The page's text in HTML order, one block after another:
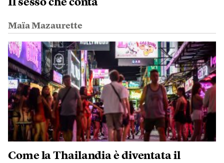
Il sesso che conta
Maïa Mazaurette
Come la Thailandia è diventata il